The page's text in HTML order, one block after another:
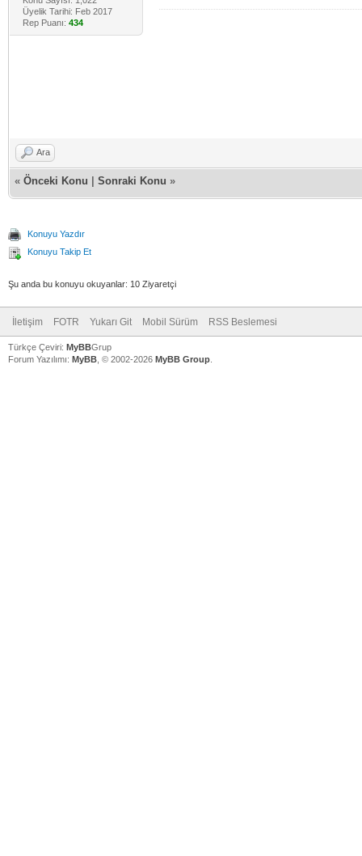
Üyelik Tarihi: Feb 2017
Rep Puanı: 434
Ara
« Önceki Konu Sonraki Konu »
Konuyu Yazdır
Konuyu Takip Et
Şu anda bu konuyu okuyanlar: 10 Ziyaretçi
İletişim FOTR Yukarı Git Mobil Sürüm RSS Beslemesi
Türkçe Çeviri: MyBBGrup
Forum Yazılımı: MyBB , © 2002-2026 MyBB Group